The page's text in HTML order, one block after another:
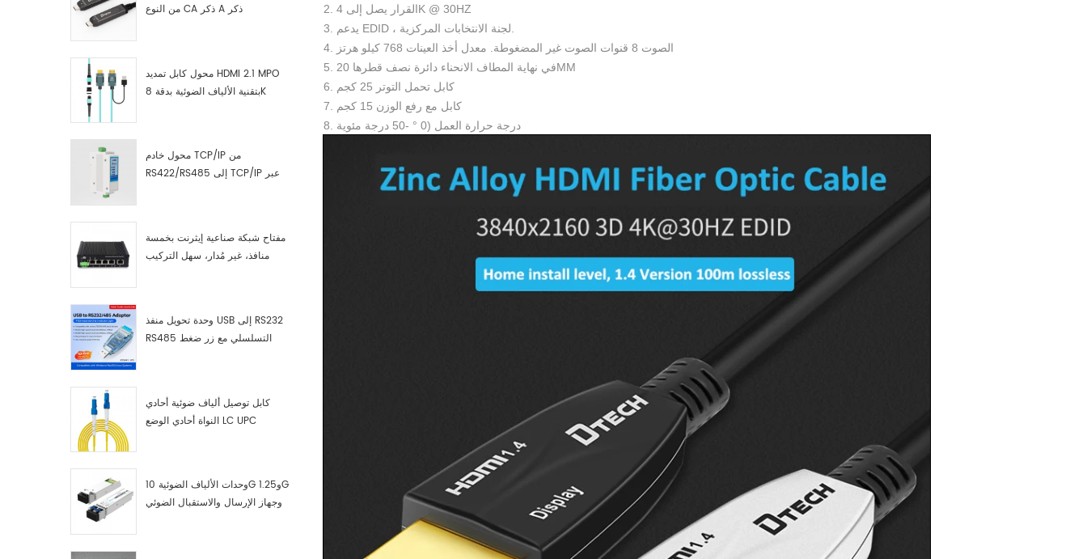
من النوع CA ذكر A ذكر
محول كابل تمديد HDMI 2.1 MPO
بتقنية الألياف الضوئية بدقة 8K
محول خادم TCP/IP من
RS422/RS485 إلى TCP/IP عبر
مفتاح شبكة صناعية إيثرنت بخمسة
منافذ، غير مُدار، سهل التركيب
وحدة تحويل منفذ USB إلى RS232
RS485 التسلسلي مع زر ضغط
كابل توصيل ألياف ضوئية أحادي
النواة أحادي الوضع LC UPC
وحدات الألياف الضوئية 10G و1.25G
وجهاز الإرسال والاستقبال الضوئي
2. القرار يصل إلى 4K @ 30HZ
4. الصوت 8 قنوات الصوت غير المضغوطة. معدل أخذ العينات 768 كيلو هرتز
5. في نهاية المطاف الانحناء دائرة نصف قطرها 20MM
6. كابل تحمل التوتر 25 كجم
7. كابل مع رفع الوزن 15 كجم
8. درجة حرارة العمل (0 ° -50 درجة مئوية